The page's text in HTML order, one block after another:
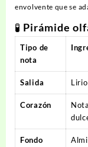
envolvente que se
🧪 Pirámide
Tipo de
nota
Salida
Corazón
Fondo